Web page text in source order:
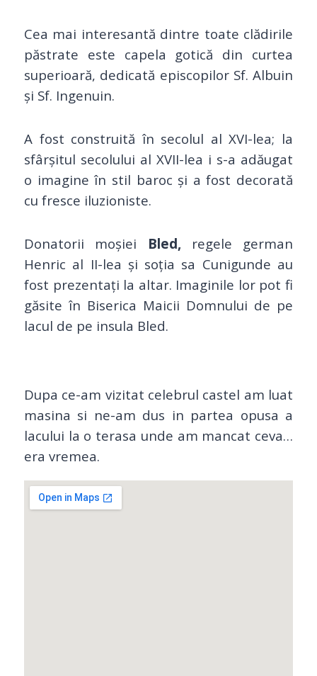
Cea mai interesantă dintre toate clădirile
păstrate este capela gotică din curtea
superioară, dedicată episcopilor Sf. Albuin
și Sf. Ingenuin.
A fost construită în secolul al XVI-lea; la
sfârşitul secolului al XVII-lea i s-a adăugat
o imagine în stil baroc şi a fost decorată
cu fresce iluzioniste.
Donatorii moșiei Bled, regele german
Henric al II-lea și soția sa Cunigunde au
fost prezentați la altar. Imaginile lor pot fi
găsite în Biserica Maicii Domnului de pe
lacul de pe insula Bled.
Dupa ce-am vizitat celebrul castel am luat
masina si ne-am dus in partea opusa a
lacului la o terasa unde am mancat ceva…
era vremea.